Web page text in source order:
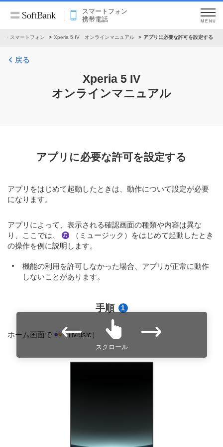
スマートフォン
携帯電話
MENU
スマートフォン Xperia 5 IV オンラインマニュアル アプリに必要な許可を設定する
戻る
Xperia 5 IV
オンラインマニュアル
アプリに必要な許可を設定する
アプリをはじめて起動したときは、動作について設定が必要
になります。
アプリによって、表示される確認画面の種類や内容は異な
り、ここでは、
（ミュージック）をはじめて起動したとき
の操作を例に説明します。
機能の利用を許可しなかった場合、アプリが正常に動作
しないことがあります。
手順 1
ホーム画面で （Music）
スクロール